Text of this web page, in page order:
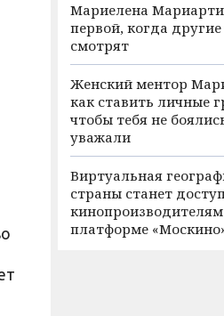
Мариелена
первой, когда
смотрят
Женский ментор
как ставить личные
чтобы тебя не
уважали
Виртуальная
страны станет
платформе